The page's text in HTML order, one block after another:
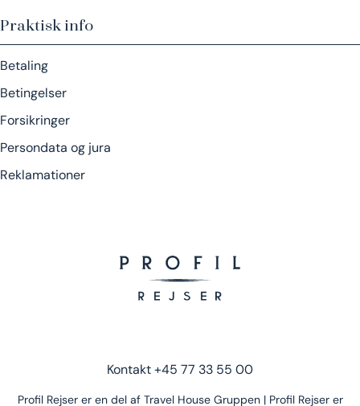
Praktisk info
Betaling
Betingelser
Forsikringer
Persondata og jura
Reklamationer
Kontakt+45 77 33 55 00
Profil Rejser er en del af Travel House Gruppen | Profil Rejser er